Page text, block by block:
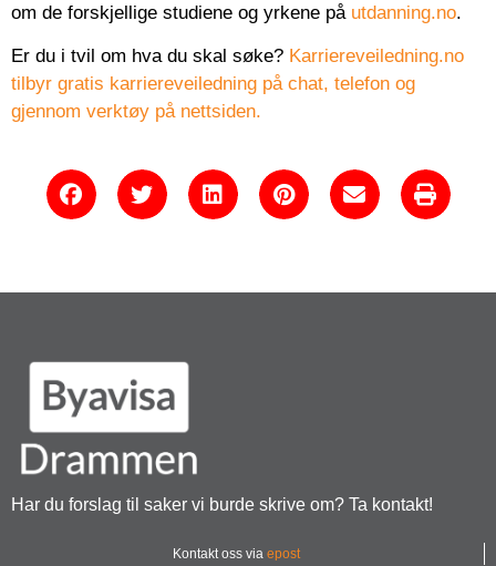
om de forskjellige studiene og yrkene på utdanning.no.
Er du i tvil om hva du skal søke? Karriereveiledning.no
tilbyr gratis karriereveiledning på chat, telefon og
gjennom verktøy på nettsiden.
Har du forslag til saker vi burde skrive om? Ta kontakt!
Kontakt oss via epost